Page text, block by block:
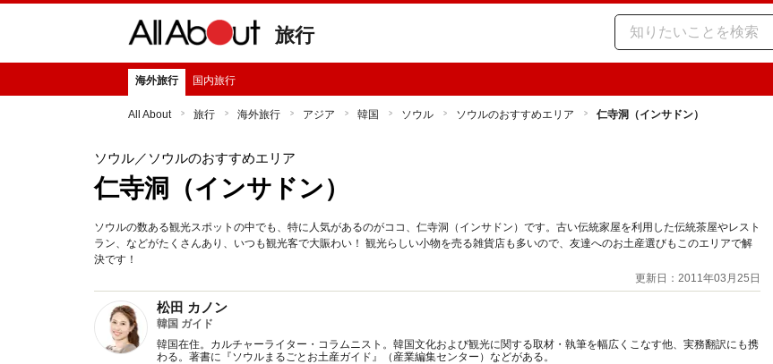
旅行
海外旅行 国内旅行
All About 旅行 海外旅行 アジア 韓国 ソウル ソウルのおすすめエリア 仁寺洞（インサドン）
ソウル／ソウルのおすすめエリア
仁寺洞（インサドン）
ソウルの数ある観光スポットの中でも、特に人気があるのがココ、仁寺洞（インサドン）です。古い伝統家屋を利用した伝統茶屋やレスト
ラン、などがたくさんあり、いつも観光客で大賑わい！ 観光らしい小物を売る雑貨店も多いので、友達へのお土産選びもこのエリアで解
決です！
更新日：2011年03月25日
松田 カノン
韓国 ガイド
韓国在住。カルチャーライター・コラムニスト。韓国文化および観光に関する取材・執筆を幅広くこなす他、実務翻訳にも携
わる。著書に『ソウルまるごとお土産ガイド』（産業編集センター）などがある。